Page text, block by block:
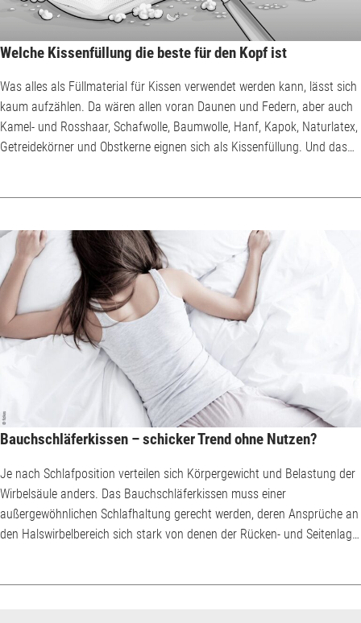
Welche Kissenfüllung die beste für den Kopf ist
Was alles als Füllmaterial für Kissen verwendet werden kann, lässt sich
kaum aufzählen. Da wären allen voran Daunen und Federn, aber auch
Kamel- und Rosshaar, Schafwolle, Baumwolle, Hanf, Kapok, Naturlatex,
Getreidekörner und Obstkerne eignen sich als Kissenfüllung. Und das
dagegen, ähnlich wie Wasserbetten, eh...
Bauchschläferkissen – schicker Trend ohne Nutzen?
Je nach Schlafposition verteilen sich Körpergewicht und Belastung der
Wirbelsäule anders. Das Bauchschläferkissen muss einer
außergewöhnlichen Schlafhaltung gerecht werden, deren Ansprüche an
den Halswirbelbereich sich stark von denen der Rücken- und Seitenlage